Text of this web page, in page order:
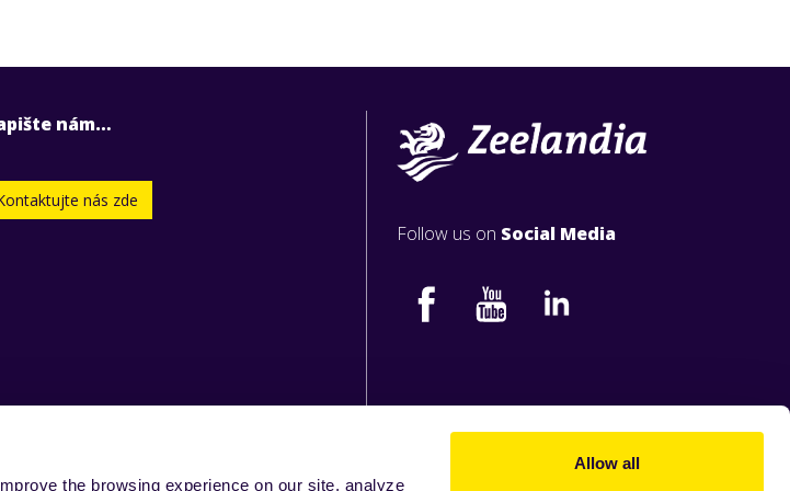
the browsing experience on our site, analyze
Allow all
nám…
nás zde
Follow us on Social Media